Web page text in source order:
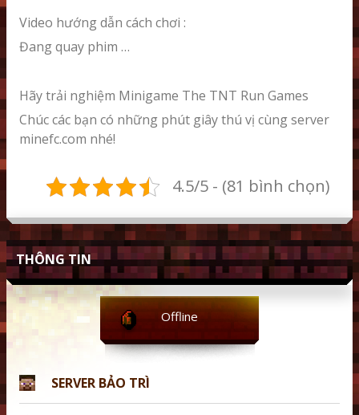
Video hướng dẫn cách chơi :
Đang quay phim …
Hãy trải nghiệm Minigame The TNT Run Games
Chúc các bạn có những phút giây thú vị cùng server
minefc.com nhé!
4.5/5 - (81 bình chọn)
THÔNG TIN
Offline
SERVER BẢO TRÌ